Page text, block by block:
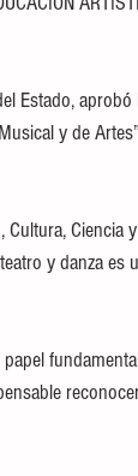
Estado,
y de
Ciencia
y danza es